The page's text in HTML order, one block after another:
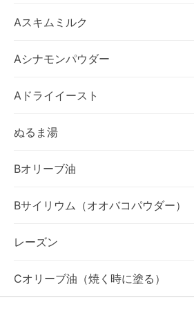
Aスキムミルク
Aシナモンパウダー
Aドライイースト
ぬるま湯
Bオリーブ油
Bサイリウム（オオバコパウダー）
レーズン
Cオリーブ油（焼く時に塗る）